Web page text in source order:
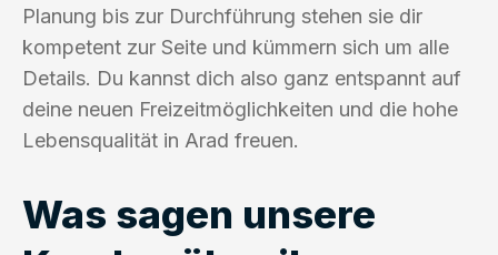
Planung bis zur Durchführung stehen sie dir
kompetent zur Seite und kümmern sich um alle
Details. Du kannst dich also ganz entspannt auf
deine neuen Freizeitmöglichkeiten und die hohe
Lebensqualität in Arad freuen.
Was sagen unsere